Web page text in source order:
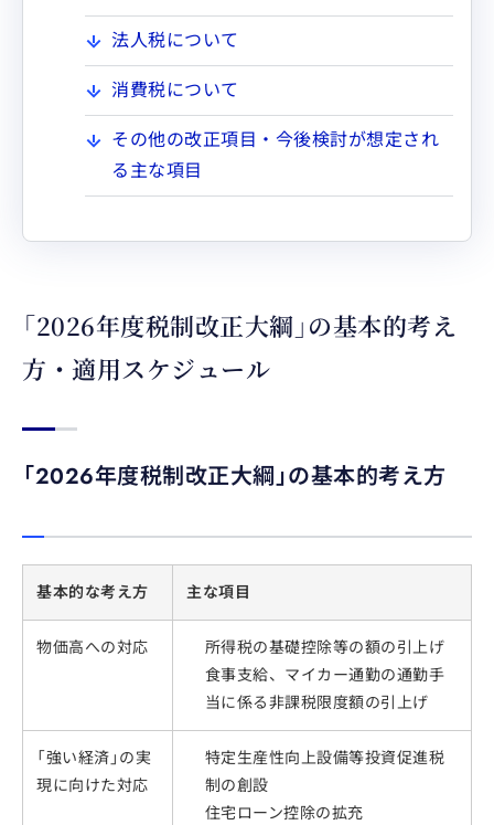
法人税について
消費税について
その他の改正項目・今後検討が想定され
る主な項目
「2026年度税制改正大綱」の基本的考え
方・適用スケジュール
「2026年度税制改正大綱」の基本的考え方
基本的な考え方 主な項目
物価高への対応
所得税の基礎控除等の額の引上げ
食事支給、マイカー通勤の通勤手
当に係る非課税限度額の引上げ
「強い経済」の実
現に向けた対応
特定生産性向上設備等投資促進税
制の創設
住宅ローン控除の拡充